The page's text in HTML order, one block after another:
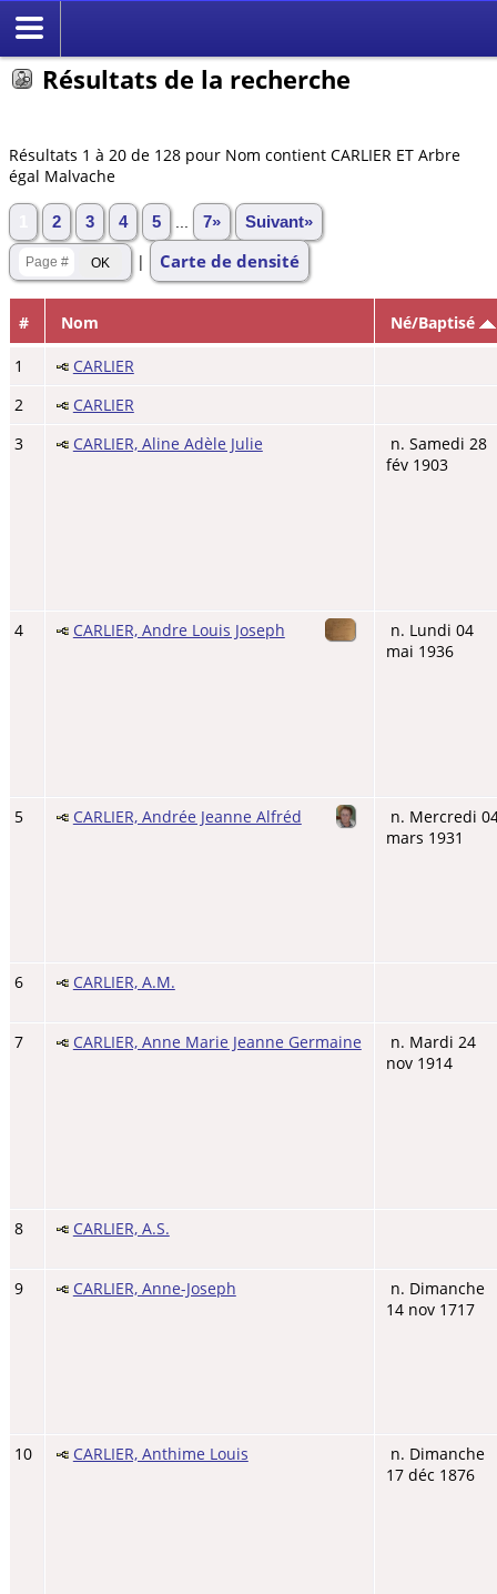
Résultats de la recherche
Résultats 1 à 20 de 128 pour Nom contient CARLIER ET Arbre
égal Malvache
2 3 4 5 7» Suivant»
| Carte de densité
# Nom Né/Baptisé
1
CARLIER
2
CARLIER
3
CARLIER, Aline Adèle Julie
n. Samedi 28
fév 1903
4 CARLIER, Andre Louis Joseph
n. Lundi 04
mai 1936
5 CARLIER, Andrée Jeanne Alfréd
n. Mercredi
mars 1931
6 CARLIER, A.M.
7 CARLIER, Anne Marie Jeanne Germaine
n. Mardi 24
nov 1914
8 CARLIER, A.S.
9 CARLIER, Anne-Joseph
n. Dimanche
14 nov 1717
10 CARLIER, Anthime Louis
n. Dimanche
17 déc 1876